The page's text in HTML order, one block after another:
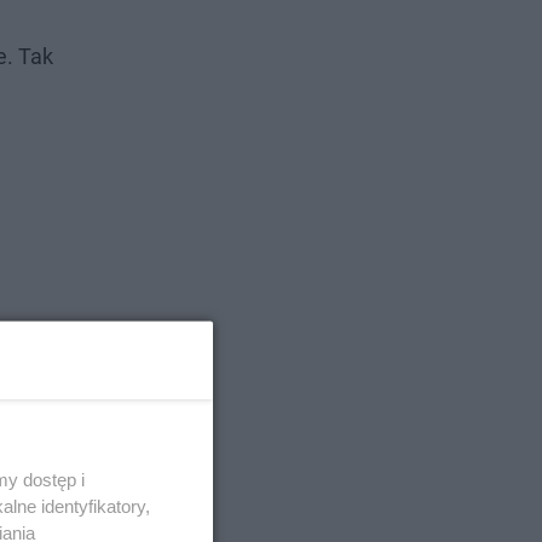
Tak
dostęp i
identyfikatory,